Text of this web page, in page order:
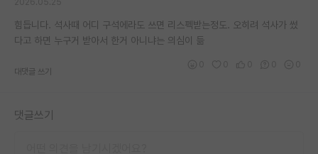
힘듭니다. 석사때 어디 구석에라도 쓰면 리스펙받는정도. 오히려 석사가 썼
다고 하면 누구거 받아서 한거 아니냐는 의심이 듦
대댓글 쓰기
댓글쓰기